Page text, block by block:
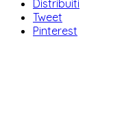
Distribuiti
Tweet
Pinterest